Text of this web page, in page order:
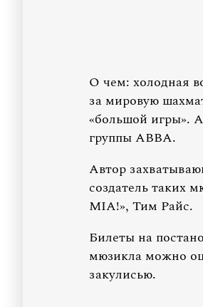
О чем: холодная
за мировую
«большой игры».
группы ABBA.
Автор
создатель таких
MIA!», Тим Райс.
Билеты на
мюзикла можно
закулисью.